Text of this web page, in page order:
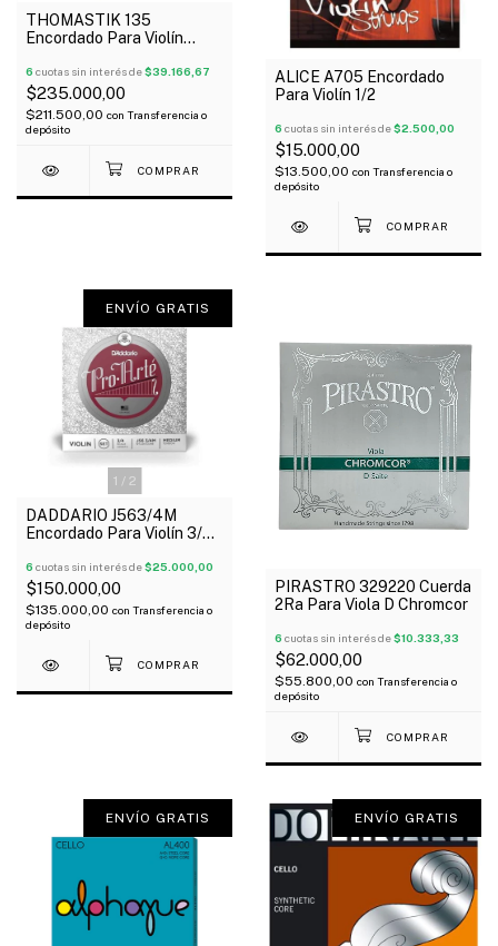
THOMASTIK 135
Encordado Para Violín
6 cuotas sin interés de$39.166,67
$235.000,00
$211.500,00 con Transferencia o
depósito
ALICE A705 Encordado
Para Violín 1/2
6 cuotas sin interés de$2.500,00
$15.000,00
$13.500,00 con Transferencia o
depósito
1 / 2
ENVÍO GRATIS
DADDARIO J563/4M
Encordado Para Violín 3/4
Oferta!
6 cuotas sin interés de$25.000,00
$150.000,00
$135.000,00 con Transferencia o
depósito
PIRASTRO 329220 Cuerda
2Ra Para Viola D Chromcor
6 cuotas sin interés de$10.333,33
$62.000,00
$55.800,00 con Transferencia o
depósito
ENVÍO GRATIS ENVÍO GRATIS